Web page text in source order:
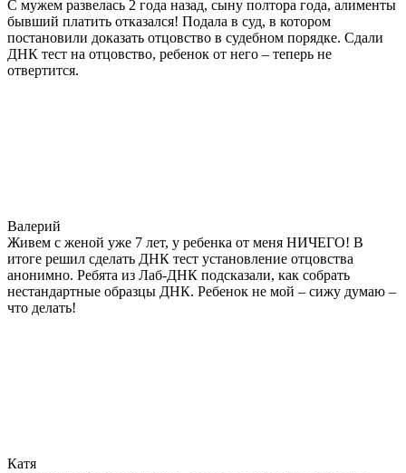
С мужем развелась 2 года назад, сыну полтора года, алименты
бывший платить отказался! Подала в суд, в котором
постановили доказать отцовство в судебном порядке. Сдали
ДНК тест на отцовство, ребенок от него – теперь не
отвертится.
Валерий
Живем с женой уже 7 лет, у ребенка от меня НИЧЕГО! В
итоге решил сделать ДНК тест установление отцовства
анонимно. Ребята из Лаб-ДНК подсказали, как собрать
нестандартные образцы ДНК. Ребенок не мой – сижу думаю –
что делать!
Катя